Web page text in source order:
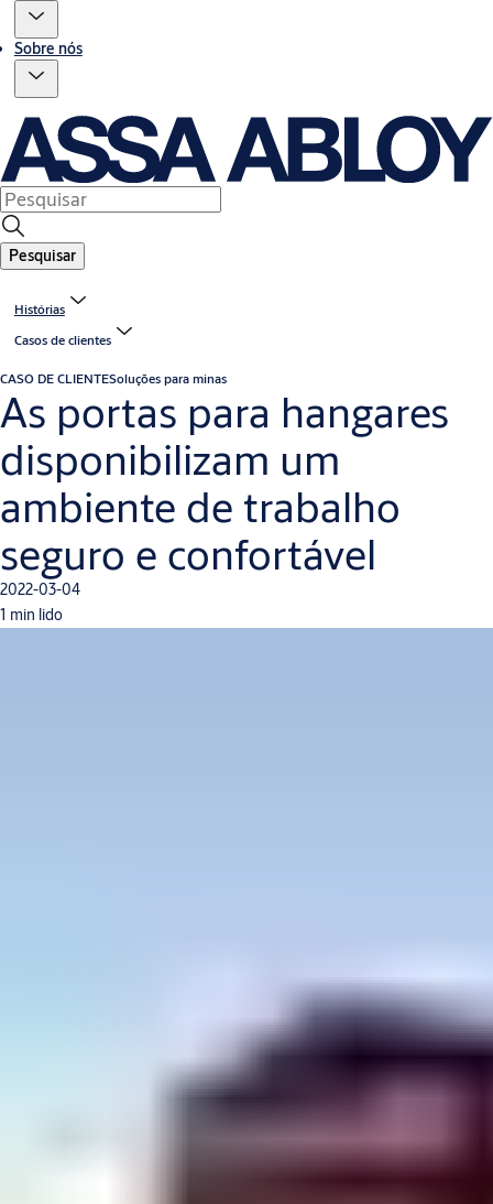
Sobre nós
Pesquisar
Histórias
Casos de clientes
CASO DE CLIENTESoluções para minas
As portas para hangares
disponibilizam um
ambiente de trabalho
seguro e confortável
2022-03-04
1 min lido